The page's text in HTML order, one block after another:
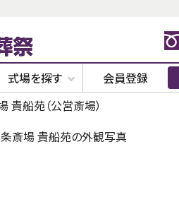
式場を探す 会員登録
貴船苑（公営斎場）